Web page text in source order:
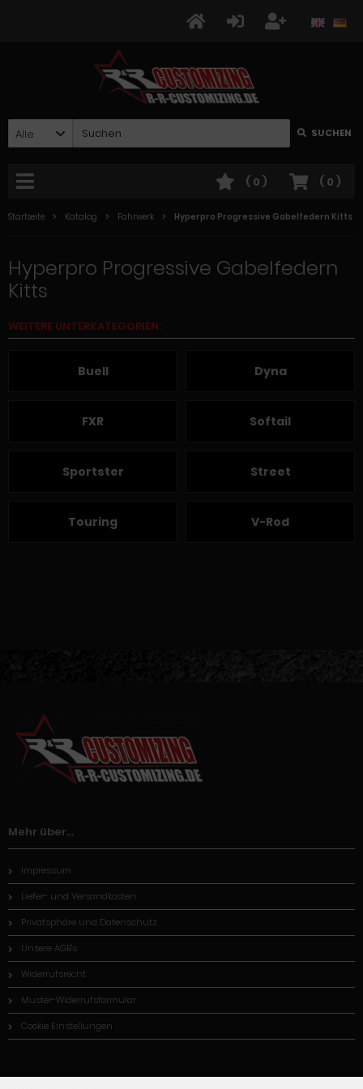
Alle SUCHEN
( 0 )
( 0 )
Startseite Katalog Fahrwerk Hyperpro Progressive Gabelfedern Kitts
Hyperpro Progressive Gabelfedern
Kitts
WEITERE UNTERKATEGORIEN:
Buell Dyna
FXR Softail
Sportster Street
Touring V-Rod
Mehr über...
Impressum
Liefer- und Versandkosten
Privatsphäre und Datenschutz
Unsere AGB's
Widerrufsrecht
Muster-Widerrufsformular
Cookie Einstellungen